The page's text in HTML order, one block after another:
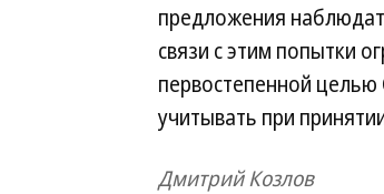
предложения
связи с этим попытки
первостепенной
учитывать при
Дмитрий Козлов